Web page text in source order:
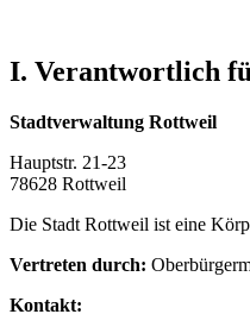
I. Verantwortlich
Stadtverwaltung Rottweil
Hauptstr. 21-23
78628 Rottweil
Die Stadt Rottweil ist eine
Vertreten durch:
Kontakt: